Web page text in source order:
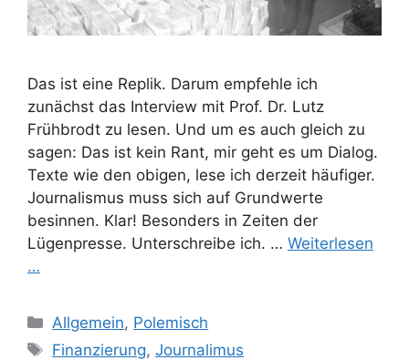
Das ist eine Replik. Darum empfehle ich
zunächst das Interview mit Prof. Dr. Lutz
Frühbrodt zu lesen. Und um es auch gleich zu
sagen: Das ist kein Rant, mir geht es um Dialog.
Texte wie den obigen, lese ich derzeit häufiger.
Journalismus muss sich auf Grundwerte
besinnen. Klar! Besonders in Zeiten der
Lügenpresse. Unterschreibe ich. … Weiterlesen
…
Kategorien
Allgemein, Polemisch
Schlagwörter
Finanzierung,Journalimus